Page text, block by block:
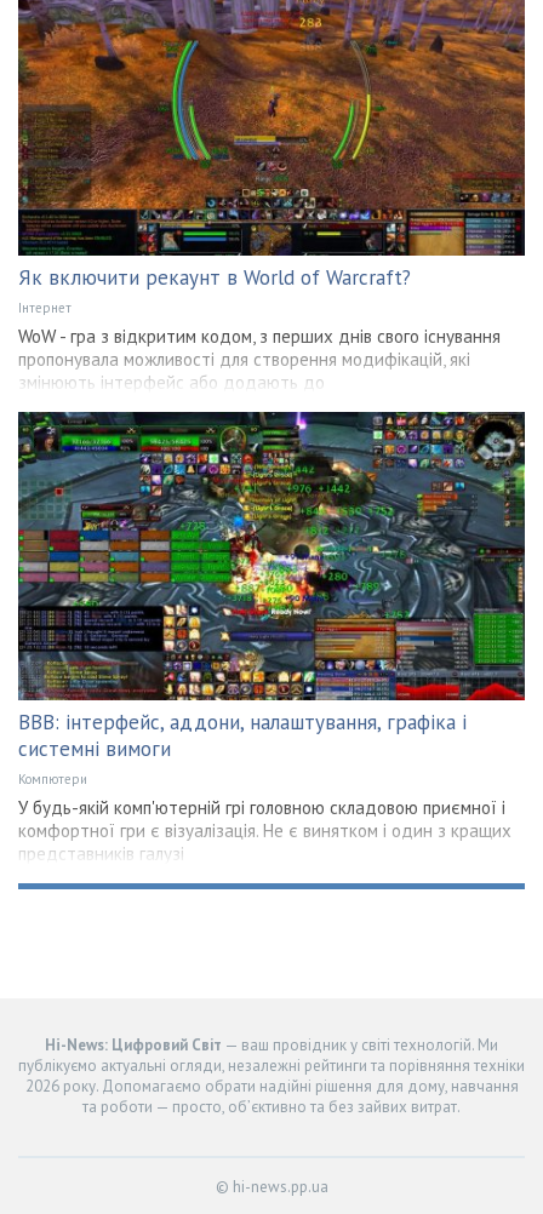
Як включити рекаунт в World of Warcraft?
Інтернет
WoW - гра з відкритим кодом, з перших днів свого існування
пропонувала можливості для створення модифікацій, які
змінюють інтерфейс або додають до
ВВВ: інтерфейс, аддони, налаштування, графіка і
системні вимоги
Компютери
У будь-якій комп'ютерній грі головною складовою приємної і
комфортної гри є візуалізація. Не є винятком і один з кращих
представників галузі
Hi-News: Цифровий Світ — ваш провідник у світі технологій. Ми
публікуємо актуальні огляди, незалежні рейтинги та порівняння техніки
2026 року. Допомагаємо обрати надійні рішення для дому, навчання
та роботи — просто, об’єктивно та без зайвих витрат.
© hi-news.pp.ua